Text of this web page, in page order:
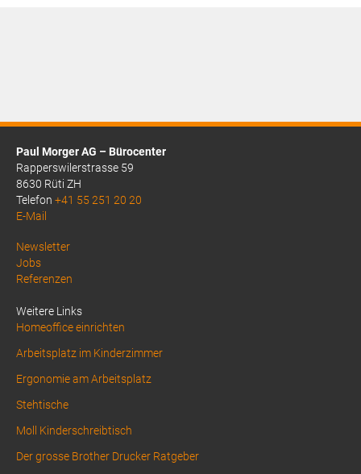
Paul Morger AG – Bürocenter
Rapperswilerstrasse 59
8630 Rüti ZH
Telefon +41 55 251 20 20
E-Mail
Above
Footer
Newsletter
Jobs
Referenzen
Weitere Links
Homeoffice einrichten
Arbeitsplatz im Kinderzimmer
Ergonomie am Arbeitsplatz
Stehtische
Moll Kinderschreibtisch
Der grosse Brother Drucker Ratgeber